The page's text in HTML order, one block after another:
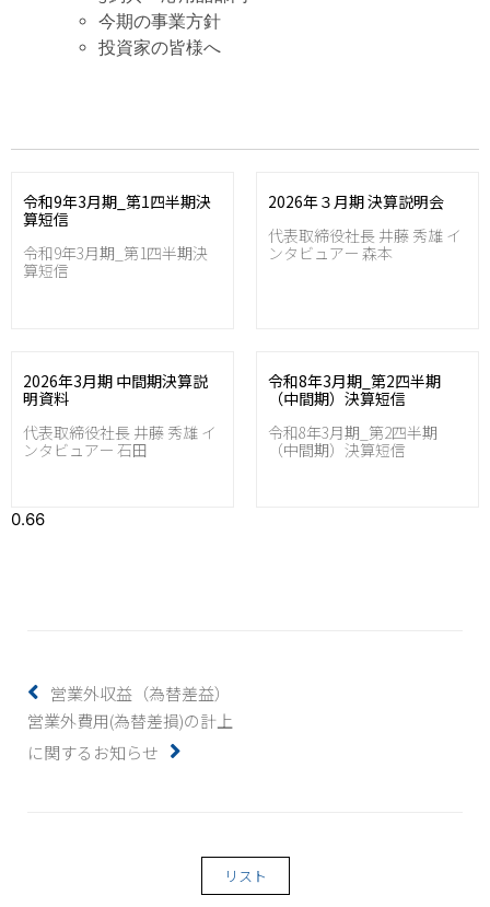
今期の事業方針
投資家の皆様へ
令和9年3月期_第1四半期決
算短信
令和9年3月期_第1四半期決
算短信
2026年３月期 決算説明会
代表取締役社長 井藤 秀雄 イ
ンタビュアー 森本
2026年3月期 中間期決算説
明資料
代表取締役社長 井藤 秀雄 イ
ンタビュアー 石田
令和8年3月期_第2四半期
（中間期）決算短信
令和8年3月期_第2四半期
（中間期）決算短信
営業外収益（為替差益）
営業外費用(為替差損)の計上
に関するお知らせ
リスト